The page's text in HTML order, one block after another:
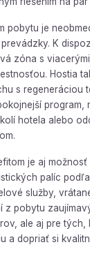
pobytu je
K
zóna s
Hostia
s regeneráciou
program,
hotela alebo
je aj
palíc
služby,
z pobytu
ale aj pre tých,
a dopriať si